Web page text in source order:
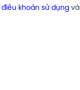
điều khoản sử dụngvà